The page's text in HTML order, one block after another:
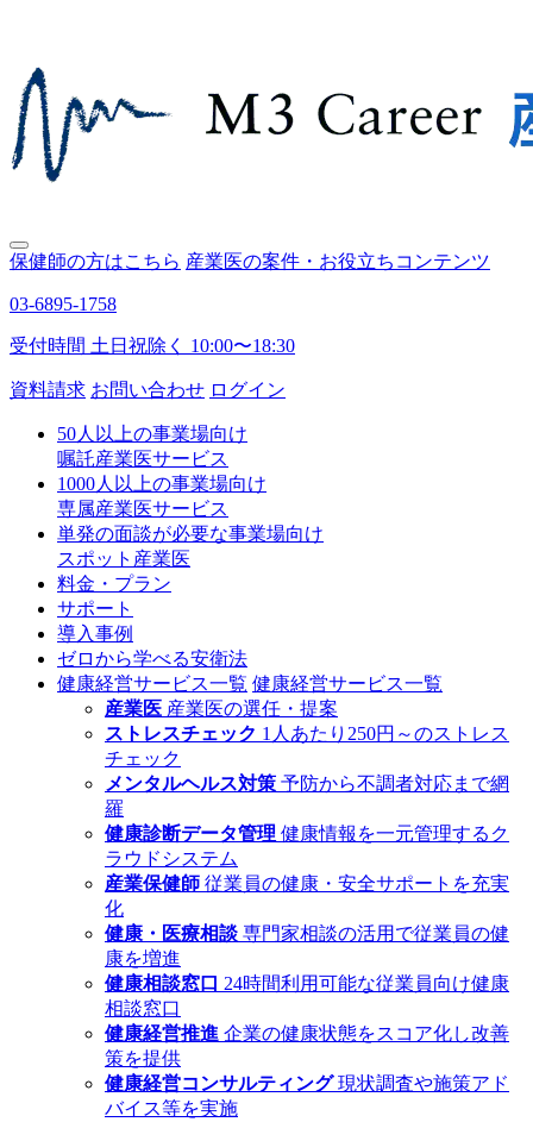
保健師の方はこちら 産業医の案件・お役立ちコンテンツ
03-6895-1758
受付時間 土日祝除く 10:00〜18:30
資料請求 お問い合わせ ログイン
50人以上の事業場向け
嘱託産業医サービス
1000人以上の事業場向け
専属産業医サービス
単発の面談が必要な事業場向け
スポット産業医
料金・プラン
サポート
導入事例
ゼロから学べる安衛法
健康経営サービス一覧 健康経営サービス一覧
産業医 産業医の選任・提案
ストレスチェック 1人あたり250円～のストレス
チェック
メンタルヘルス対策 予防から不調者対応まで網
羅
健康診断データ管理 健康情報を一元管理するク
ラウドシステム
産業保健師 従業員の健康・安全サポートを充実
化
健康・医療相談 専門家相談の活用で従業員の健
康を増進
健康相談窓口 24時間利用可能な従業員向け健康
相談窓口
健康経営推進 企業の健康状態をスコア化し改善
策を提供
健康経営コンサルティング現状調査や施策アド
バイス等を実施